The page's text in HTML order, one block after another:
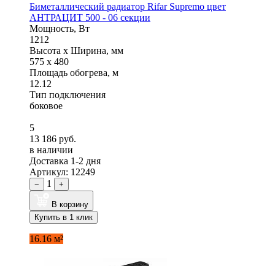
Биметаллический радиатор Rifar Supremo цвет
АНТРАЦИТ 500 - 06 секции
Мощность, Вт
1212
Высота x Ширина, мм
575 x 480
Площадь обогрева, м
12.12
Тип подключения
боковое
5
13 186 руб.
в наличии
Доставка 1-2 дня
Артикул: 12249
− 1 +
В корзину
Купить в 1 клик
16.16 м²